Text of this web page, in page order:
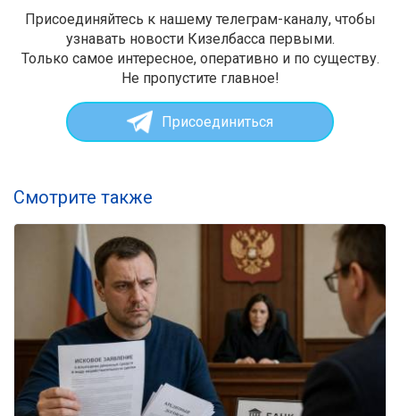
Присоединяйтесь к нашему телеграм-каналу, чтобы
узнавать новости Кизелбасса первыми.
Только самое интересное, оперативно и по существу.
Не пропустите главное!
Присоединиться
Смотрите также